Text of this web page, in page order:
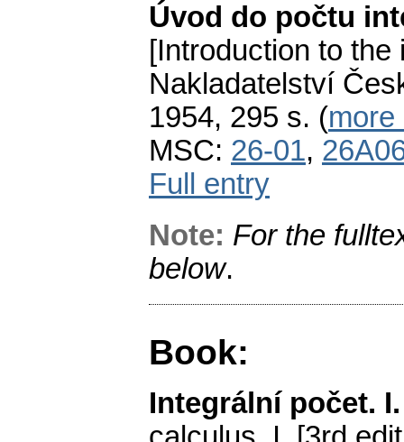
Úvod do počtu
[Introduction to
Nakladatelství
1954, 295 s. (more
MSC: 26-01,
Full entry
Note: For the
below.
Book:
Integrální počet.